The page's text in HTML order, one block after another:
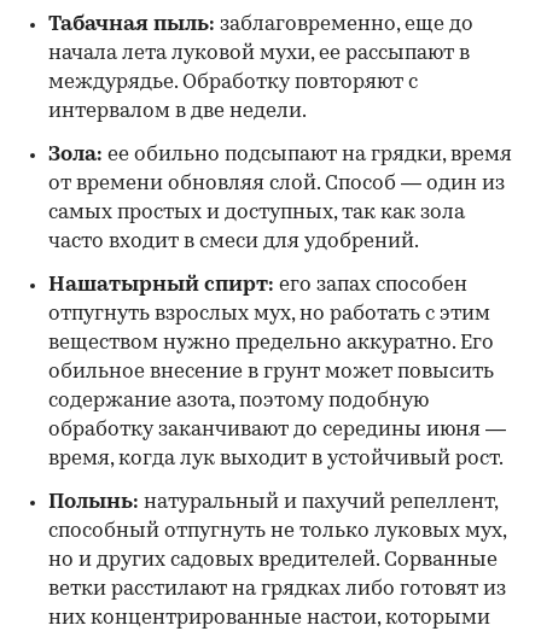
Табачная пыль: заблаговременно, еще до
начала лета луковой мухи, ее рассыпают в
междурядье. Обработку повторяют с
интервалом в две недели.
Зола: ее обильно подсыпают на грядки, время
от времени обновляя слой. Способ — один из
самых простых и доступных, так как зола
часто входит в смеси для удобрений.
Нашатырный спирт: его запах способен
отпугнуть взрослых мух, но работать с этим
веществом нужно предельно аккуратно. Его
обильное внесение в грунт может повысить
содержание азота, поэтому подобную
обработку заканчивают до середины июня —
время, когда лук выходит в устойчивый рост.
Полынь: натуральный и пахучий репеллент,
способный отпугнуть не только луковых мух,
но и других садовых вредителей. Сорванные
ветки расстилают на грядках либо готовят из
них концентрированные настои, которыми